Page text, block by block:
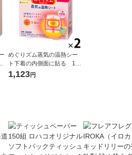
めぐりズム蒸気の温熱シー
ト下着の内側面に貼る 1セ
ット（5枚入×2箱） 花王
1,123円